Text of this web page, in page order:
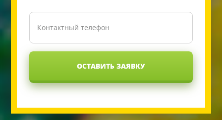
ОСТАВИТЬ ЗАЯВКУ